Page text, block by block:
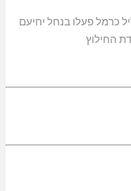
כרמל פעלו בנחל יחיעם
החילוץ